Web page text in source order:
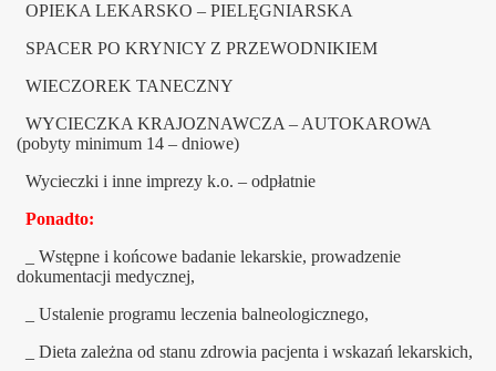
OPIEKA LEKARSKO – PIELĘGNIARSKA
SPACER PO KRYNICY Z PRZEWODNIKIEM
WIECZOREK TANECZNY
WYCIECZKA KRAJOZNAWCZA – AUTOKAROWA
(pobyty minimum 14 – dniowe)
Wycieczki i inne imprezy k.o. – odpłatnie
Ponadto:
_ Wstępne i końcowe badanie lekarskie, prowadzenie
dokumentacji medycznej,
_ Ustalenie programu leczenia balneologicznego,
_ Dieta zależna od stanu zdrowia pacjenta i wskazań lekarskich,